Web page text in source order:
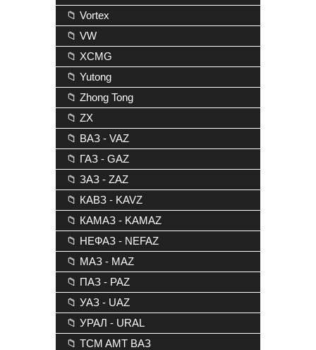
📁 Vortex
📁 VW
📁 XCMG
📁 Yutong
📁 Zhong Tong
📁 ZX
📁 ВАЗ - VAZ
📁 ГАЗ - GAZ
📁 ЗАЗ - ZAZ
📁 КАВЗ - KAVZ
📁 КАМАЗ - KAMAZ
📁 НЕФАЗ - NEFAZ
📁 МАЗ - MAZ
📁 ПАЗ - PAZ
📁 УАЗ - UAZ
📁 УРАЛ - URAL
📁 TCM AMT ВАЗ